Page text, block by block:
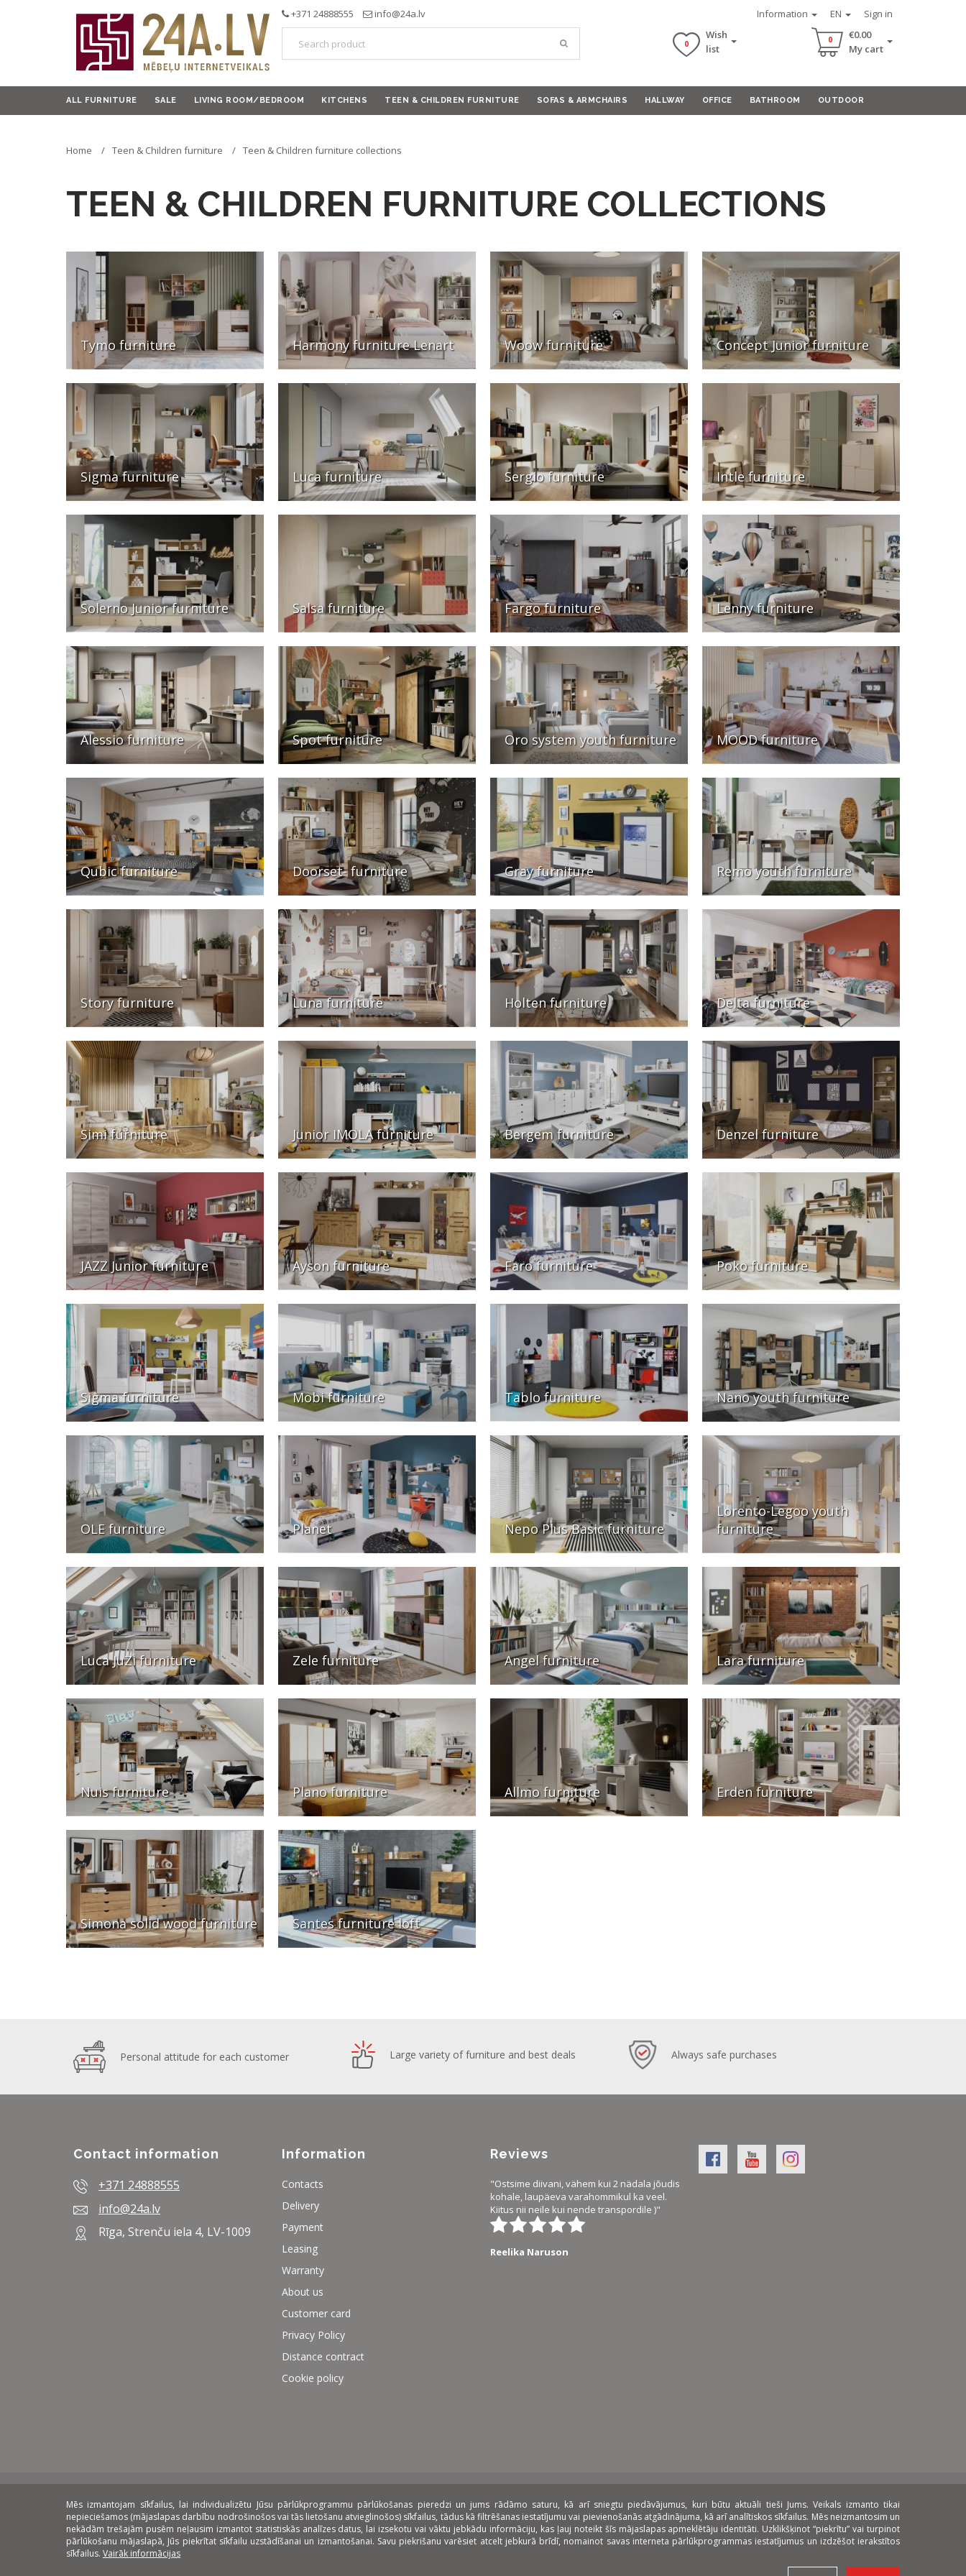
Information EN Sign in
+371 24888555 info@24a.lv
0
Wish
list
0
€0.00
My cart
ALL FURNITURE SALE LIVING ROOM/BEDROOM KITCHENS TEEN & CHILDREN FURNITURE SOFAS & ARMCHAIRS HALLWAY OFFICE BATHROOM OUTDOOR
Home Teen & Children furniture Teen & Children furniture collections
TEEN & CHILDREN FURNITURE COLLECTIONS
Tymo furniture Harmony furniture Lenart Woow furniture Concept Junior furniture
Sigma furniture Luca furniture Sergio furniture Intle furniture
Solerno Junior furniture Salsa furniture Fargo furniture Lenny furniture
Alessio furniture Spot furniture Oro system youth furniture MOOD furniture
Qubic furniture Doorset- furniture Gray furniture Remo youth furniture
Story furniture Luna furniture Holten furniture Delta furniture
Simi furniture Junior IMOLA furniture Bergem furniture Denzel furniture
JAZZ Junior furniture Ayson furniture Faro furniture Poko furniture
Sigma furniture Mobi furniture Tablo furniture Nano youth furniture
OLE furniture Planet Nepo Plus Basic furniture
Lorento-Legoo youth
furniture
Luca JuZi furniture Zele furniture Angel furniture Lara furniture
Nuis furniture Plano furniture Allmo furniture Erden furniture
Simona solid wood furniture Santes furniture loft
Mēs izmantojam sīkfailus, lai individualizētu Jūsu pārlūkprogrammu pārlūkošanas pieredzi un jums rādāmo saturu, kā arī sniegtu piedāvājumus, kuri būtu aktuāli tieši Jums. Veikals izmanto tikai
nepieciešamos (mājaslapas darbību nodrošinošos vai tās lietošanu atvieglinošos) sīkfailus, tādus kā filtrēšanas iestatījumu vai pievienošanās atgādinājuma, kā arī analītiskos sīkfailus. Mēs neizmantosim un
nekādām trešajām pusēm neļausim izmantot statistiskās analīzes datus, lai izsekotu vai vāktu jebkādu informāciju, kas ļauj noteikt šīs mājaslapas apmeklētāju identitāti. Uzklikšķinot “piekrītu” vai turpinot
pārlūkošanu mājaslapā, Jūs piekrītat sīkfailu uzstādīšanai un izmantošanai. Savu piekrišanu varēsiet atcelt jebkurā brīdī, nomainot savas interneta pārlūkprogrammas iestatījumus un izdzēšot ierakstītos
sīkfailus. Vairāk informācijas
Personal attitude for each customer Large variety of furniture and best deals Always safe purchases
Contact information
+371 24888555
info@24a.lv
Rīga, Strenču iela 4, LV-1009
Information
Contacts
Delivery
Payment
Leasing
Warranty
About us
Customer card
Privacy Policy
Distance contract
Cookie policy
Reviews
"Ostsime diivani, vähem kui 2 nädala jõudis
kohale, laupäeva varahommikul ka veel.
Kiitus nii neile kui nende transpordile )"
Reelika Naruson
Payment methods: Delivery: On lease: